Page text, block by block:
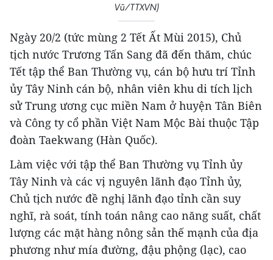
Vũ/TTXVN)
Ngày 20/2 (tức mùng 2 Tết Ất Mùi 2015), Chủ
tịch nước Trương Tấn Sang đã đến thăm, chúc
Tết tập thể Ban Thường vụ, cán bộ hưu trí Tỉnh
ủy Tây Ninh cán bộ, nhân viên khu di tích lịch
sử Trung ương cục miền Nam ở huyện Tân Biên
và Công ty cổ phần Việt Nam Mộc Bài thuộc Tập
đoàn Taekwang (Hàn Quốc).
Làm việc với tập thể Ban Thường vụ Tỉnh ủy
Tây Ninh và các vị nguyên lãnh đạo Tỉnh ủy,
Chủ tịch nước đề nghị lãnh đạo tỉnh cần suy
nghĩ, rà soát, tính toán nâng cao năng suất, chất
lượng các mặt hàng nông sản thế mạnh của địa
phương như mía đường, đậu phộng (lạc), cao